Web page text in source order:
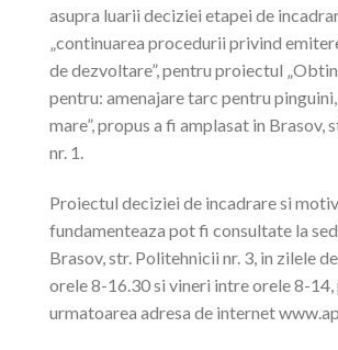
asupra luarii deciziei etapei de
„continuarea procedurii privind
de dezvoltare”, pentru proiectul
pentru: amenajare tarc pentru
mare”, propus a fi amplasat in Brasov,
nr. 1.
Proiectul deciziei de incadrare si
fundamenteaza pot fi consultate la
Brasov, str. Politehnicii nr. 3, in zilele
orele 8-16.30 si vineri intre orele 8-14,
urmatoarea adresa de internet